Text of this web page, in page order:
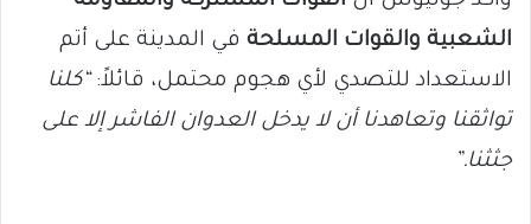
الشعبية والقوات المسلحة في المدينة على أتم
الاستعداد للتصدي لأي هجوم محتمل، قائلاً:“كلنا
تواثقنا وتعاهدنا أن لا يدخل العدوان الفاشر إلا على
جثثنا.”